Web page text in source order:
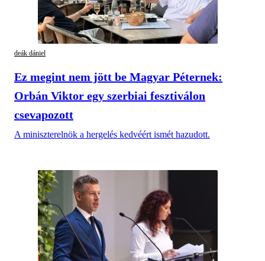
deák dániel
Ez megint nem jött be Magyar Péternek:
Orbán Viktor egy szerbiai fesztiválon
csevapozott
A miniszterelnök a hergelés kedvéért ismét hazudott.